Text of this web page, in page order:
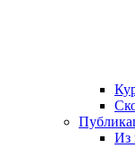
Из